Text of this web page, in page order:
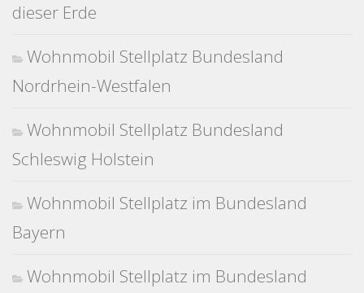
dieser Erde
Wohnmobil Stellplatz Bundesland
Nordrhein-Westfalen
Wohnmobil Stellplatz Bundesland
Schleswig Holstein
Wohnmobil Stellplatz im Bundesland
Bayern
Wohnmobil Stellplatz im Bundesland